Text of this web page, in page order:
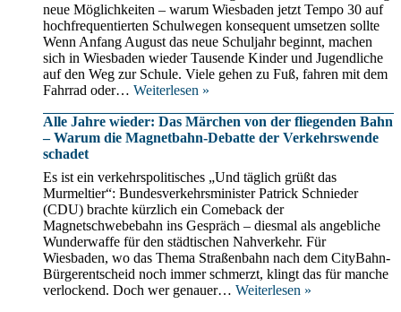
30
an
neue Möglichkeiten – warum Wiesbaden jetzt Tempo 30 auf
hochfrequentierten Schulwegen konsequent umsetzen sollte
Wenn Anfang August das neue Schuljahr beginnt, machen
sich in Wiesbaden wieder Tausende Kinder und Jugendliche
auf den Weg zur Schule. Viele gehen zu Fuß, fahren mit dem
Fahrrad oder… Weiterlesen »
StVO
Reform
Alle Jahre wieder: Das Märchen von der fliegenden Bahn
– Warum die Magnetbahn-Debatte der Verkehrswende
schadet
Es ist ein verkehrspolitisches „Und täglich grüßt das
Murmeltier“: Bundesverkehrsminister Patrick Schnieder
(CDU) brachte kürzlich ein Comeback der
Magnetschwebebahn ins Gespräch – diesmal als angebliche
Wunderwaffe für den städtischen Nahverkehr. Für
Wiesbaden, wo das Thema Straßenbahn nach dem CityBahn-
Bürgerentscheid noch immer schmerzt, klingt das für manche
verlockend. Doch wer genauer… Weiterlesen »